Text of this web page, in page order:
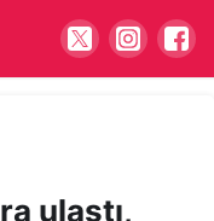
ulaştı,
günü: Hayatını